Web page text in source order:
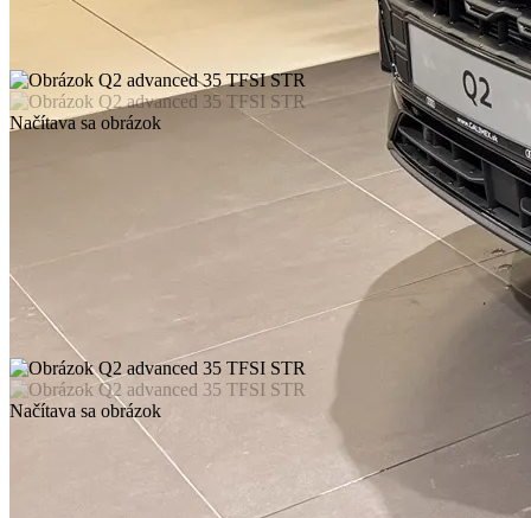
Načítava sa obrázok
Načítava sa obrázok